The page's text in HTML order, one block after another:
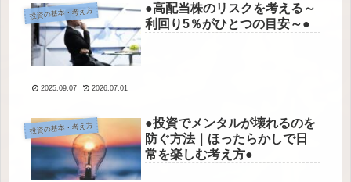
投資の基本・考え方
●高配当株のリスクを考える～
利回り5％がひとつの目安～●
2025.09.07 2026.07.01
投資の基本・考え方
●投資でメンタルが壊れるのを
防ぐ方法｜ほったらかしで日
常を楽しむ考え方●